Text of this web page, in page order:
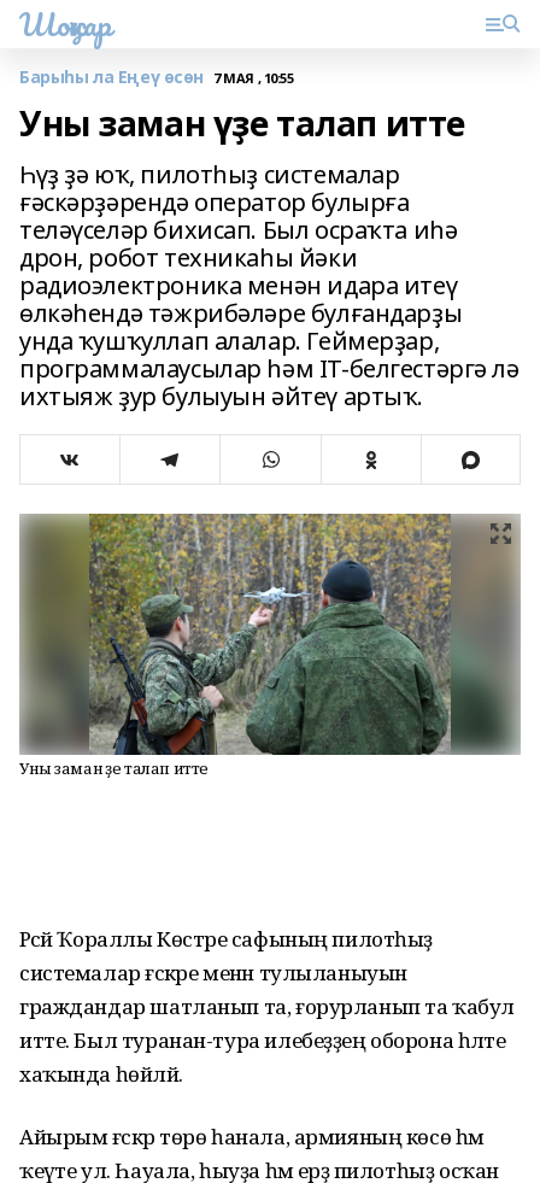
Шоңҡар
Барыһы ла Еңеү өсөн 7 МАЯ , 10:55
Уны заман үҙе талап итте
Һүҙ ҙә юҡ, пилотһыҙ системалар
ғәскәрҙәрендә оператор булырға
теләүселәр бихисап. Был осраҡта иһә
дрон, робот техникаһы йәки
радиоэлектроника менән идара итеү
өлкәһендә тәжрибәләре булғандарҙы
унда ҡушҡуллап алалар. Геймерҙар,
программалаусылар һәм IT-белгестәргә лә
ихтыяж ҙур булыуын әйтеү артыҡ.
Уны заман үҙе талап итте
Рәсәй Ҡораллы Көстәре сафының пилотһыҙ
системалар ғәскәре менән тулыланыуын
граждандар шатланып та, ғорурланып та ҡабул
итте. Был туранан-тура илебеҙҙең оборона һәләте
хаҡында һөйләй.
Айырым ғәскәр төрө һанала, армияның көсө һәм
ҡеүәте ул. Һауала, һыуҙа һәм ерҙә пилотһыҙ осҡан